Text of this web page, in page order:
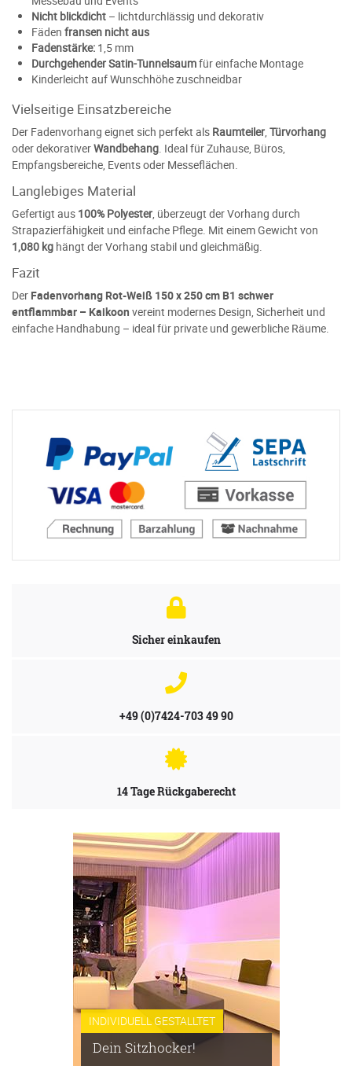
Nicht blickdicht – lichtdurchlässig und dekorativ
Fäden fransen nicht aus
Fadenstärke: 1,5 mm
Durchgehender Satin-Tunnelsaumfür einfache Montage
Kinderleicht auf Wunschhöhe zuschneidbar
Vielseitige Einsatzbereiche
Der Fadenvorhang eignet sich perfekt als Raumteiler Türvorhang
oder dekorativerWandbehang . Ideal für Zuhause, Büros,
Empfangsbereiche, Events oder Messeflächen.
Langlebiges Material
Gefertigt aus 100% Polyester , überzeugt der Vorhang durch
Strapazierfähigkeit und einfache Pflege. Mit einem Gewicht von
1,080 kg hängt der Vorhang stabil und gleichmäßig.
Fazit
Der Fadenvorhang Rot-Weiß 150 x 250 cm B1 schwer
entflammbar – Kaikoon vereint modernes Design, Sicherheit und
einfache Handhabung – ideal für private und gewerbliche Räume.
Sicher einkaufen
+49 (0)7424-703 49 90
14 Tage Rückgaberecht
INDIVIDUELL GESTALLTET
Dein Sitzhocker!